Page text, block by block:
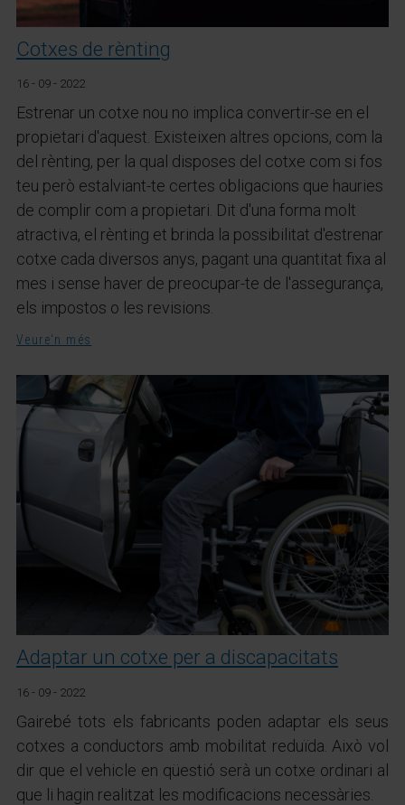
Cotxes de rènting
16 - 09 - 2022
Estrenar un cotxe nou no implica convertir-se en el
propietari d'aquest. Existeixen altres opcions, com la
del rènting, per la qual disposes del cotxe com si fos
teu però estalviant-te certes obligacions que hauries
de complir com a propietari. Dit d'una forma molt
atractiva, el rènting et brinda la possibilitat d'estrenar
cotxe cada diversos anys, pagant una quantitat fixa al
mes i sense haver de preocupar-te de l'assegurança,
els impostos o les revisions.
Veure'n més
Adaptar un cotxe per a discapacitats
16 - 09 - 2022
Gairebé tots els fabricants poden adaptar els seus
cotxes a conductors amb mobilitat reduïda. Això vol
dir que el vehicle en qüestió serà un cotxe ordinari al
que li hagin realitzat les modificacions necessàries.